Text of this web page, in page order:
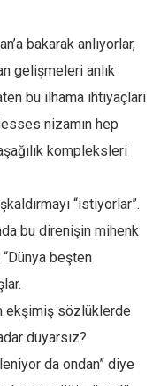
bakarak anlıyorlar,
gelişmeleri anlık
bu ilhama ihtiyaçları
nizamın hep
kompleksleri
“istiyorlar”.
bu direnişin mihenk
“Dünya beşten
ekşimiş sözlüklerde
duyarsız?
da ondan” diye